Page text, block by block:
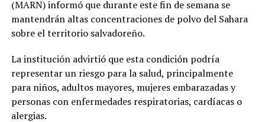
con quien sostuvo una
relación
extramatrimonial, a
quien amenazaba con
exponer material íntimo
(MARN) informó que durante este fin de semana se
mantendrán altas concentraciones de polvo del Sahara
sobre el territorio salvadoreño.
La institución advirtió que esta condición podría
representar un riesgo para la salud, principalmente
para niños, adultos mayores, mujeres embarazadas y
personas con enfermedades respiratorias, cardíacas o
alergias.